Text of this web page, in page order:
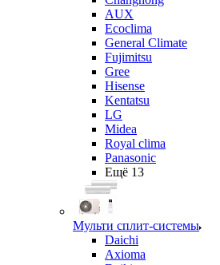
AUX
Ecoclima
General Climate
Fujimitsu
Gree
Hisense
Kentatsu
LG
Midea
Royal clima
Panasonic
Ещё 13
Мульти сплит-системы
Daichi
Axioma